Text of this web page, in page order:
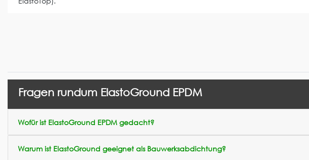
Fragen rundum ElastoGround EPDM
Wofür ist ElastoGround EPDM gedacht?
Warum ist ElastoGround geeignet als Bauwerksabdichtung?